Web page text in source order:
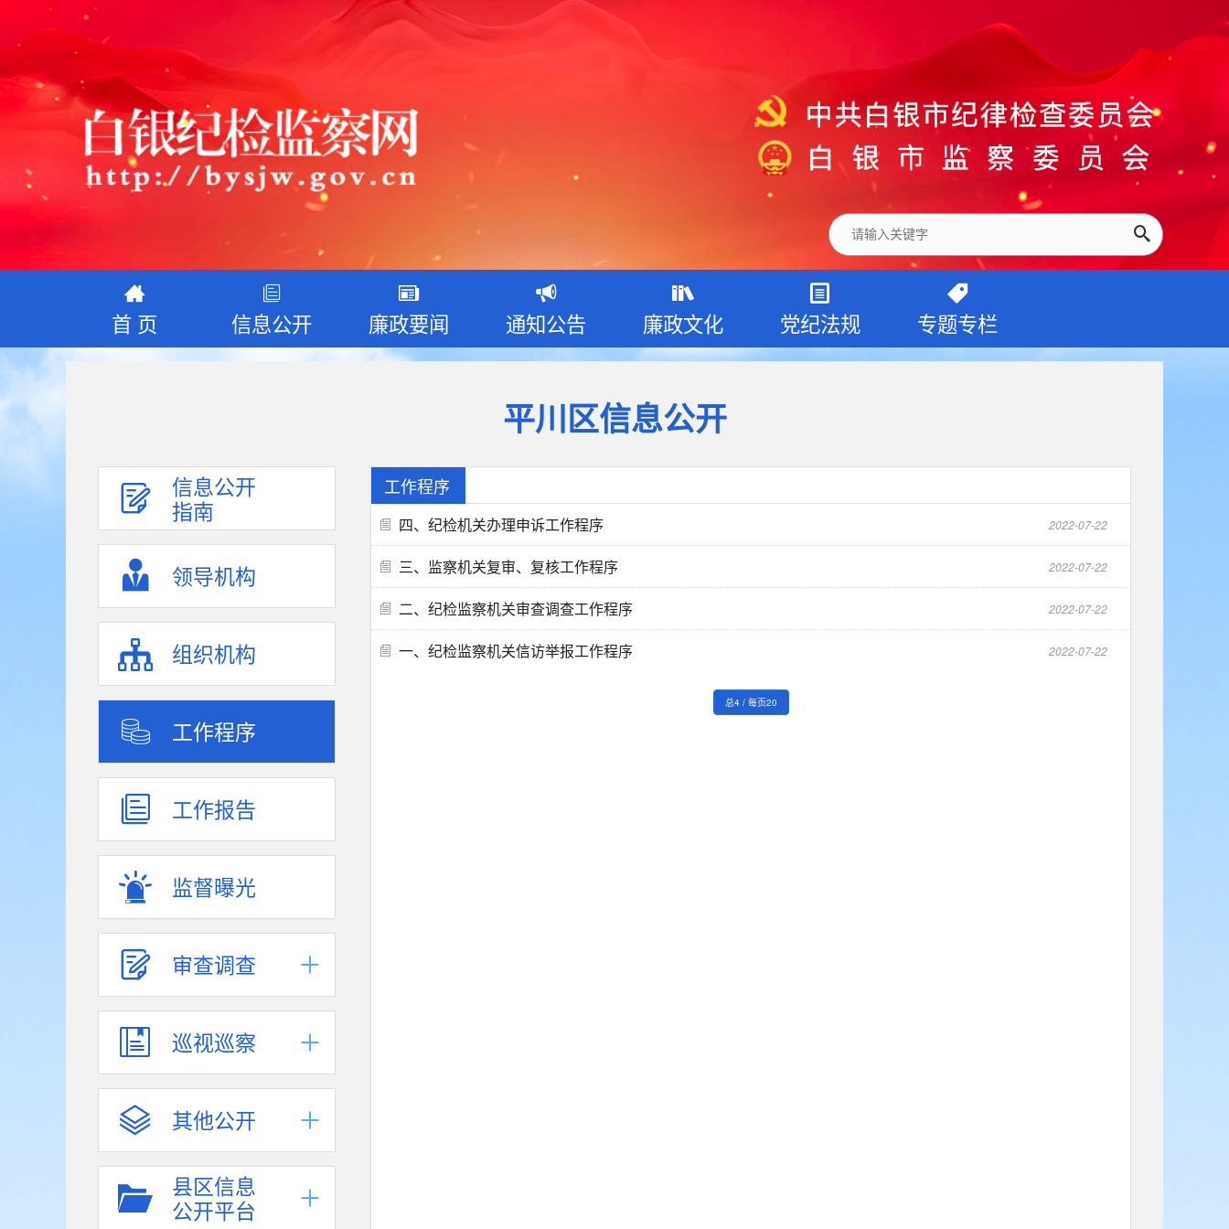
首 页 信息公开 廉政要闻 通知公告 廉政文化 党纪法规 专题专栏
平川区信息公开
信息公开
指南
领导机构
组织机构
工作程序
工作报告
监督曝光
审查调查
巡视巡察
其他公开
县区信息
公开平台
工作程序
2022-07-22
四、纪检机关办理申诉工作程序
2022-07-22
三、监察机关复审、复核工作程序
2022-07-22
二、纪检监察机关审查调查工作程序
2022-07-22
一、纪检监察机关信访举报工作程序
总4 / 每页20